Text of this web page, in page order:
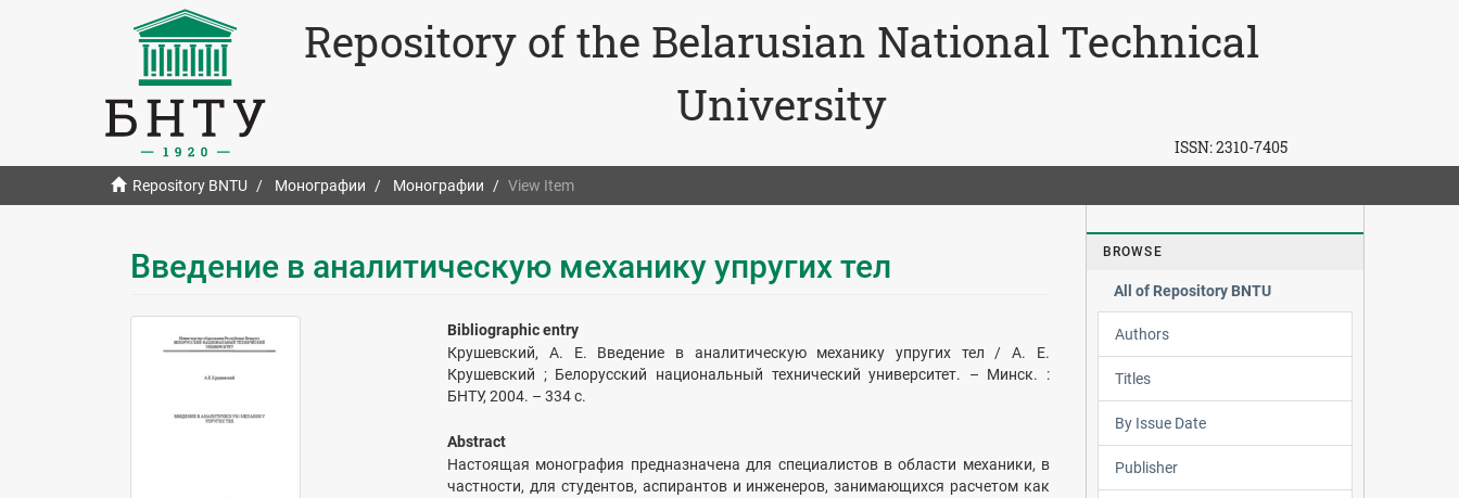
Repository of the Belarusian National Technical
University
ISSN:2310-7405
Repository BNTU Монографии Монографии View Item
Введение в аналитическую механику упругих тел
Bibliographic entry
Крушевский, А. Е. Введение в аналитическую механику упругих тел / А. Е.
Крушевский ; Белорусский национальный технический университет. – Минск. :
БНТУ, 2004. – 334 с.
Abstract
Настоящая монография предназначена для специалистов в области механики, в
частности, для студентов, аспирантов и инженеров, занимающихся расчетом как
BROWSE
All of Repository BNTU
Authors
Titles
By Issue Date
Publisher